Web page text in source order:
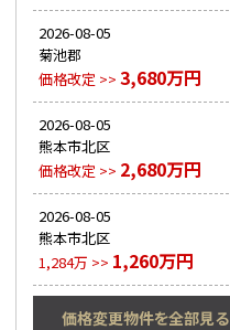
2026-08-05
菊池郡
価格改定 >> 3,680万円
2026-08-05
熊本市北区
価格改定 >> 2,680万円
2026-08-05
熊本市北区
1,284万 >> 1,260万円
価格変更物件を全部見る